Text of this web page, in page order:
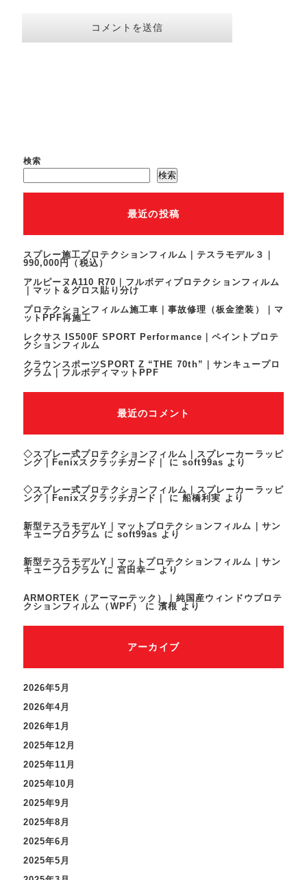
検索
検索
最近の投稿
スプレー施工プロテクションフィルム｜テスラモデル３｜
990,000円（税込）
アルピーヌA110 R70｜フルボディプロテクションフィルム
｜マット＆グロス貼り分け
プロテクションフィルム施工車｜事故修理（板金塗装）｜マ
ットPPF再施工
レクサス IS500F SPORT Performance｜ペイントプロテ
クションフィルム
クラウンスポーツSPORT Z “THE 70th”｜サンキュープロ
グラム｜フルボディマットPPF
最近のコメント
◇スプレー式プロテクションフィルム｜スプレーカーラッピ
ング｜Fenixスクラッチガード｜
にsoft99as より
◇スプレー式プロテクションフィルム｜スプレーカーラッピ
ング｜Fenixスクラッチガード｜
に船橋利実 より
新型テスラモデルY｜マットプロテクションフィルム｜サン
キュープログラム に soft99as より
新型テスラモデルY｜マットプロテクションフィルム｜サン
キュープログラム に 宮田幸一 より
ARMORTEK（アーマーテック）｜純国産ウィンドウプロテ
クションフィルム（WPF）
に 濱根 より
アーカイブ
2026年5月
2026年4月
2026年1月
2025年12月
2025年11月
2025年10月
2025年9月
2025年8月
2025年6月
2025年5月